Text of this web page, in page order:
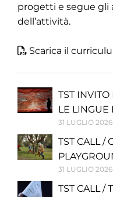
progetti e segue gli
dell’attività.
Scarica il
TST
LE LINGUE
31 LUGLIO 2026
TST CALL /
31 LUGLIO 2026
TST CALL /